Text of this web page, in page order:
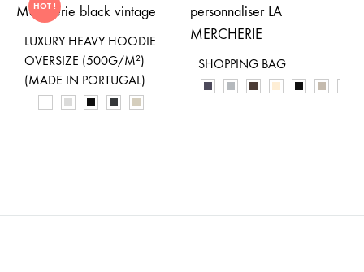
HOT !
LUXURY HEAVY HOODIE
OVERSIZE (500G/M²)
(MADE IN PORTUGAL)
SHOPPING BAG